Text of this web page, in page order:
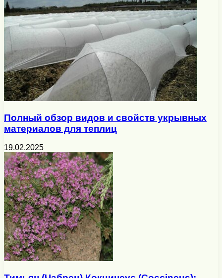
Полный обзор видов и свойств укрывных
материалов для теплиц
19.02.2025